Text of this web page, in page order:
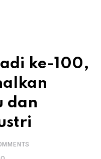
ke-100,
dan